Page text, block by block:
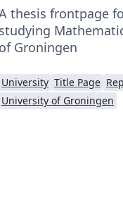
thesis frontpage
studying
of Groningen
University Title Page
University of Groningen